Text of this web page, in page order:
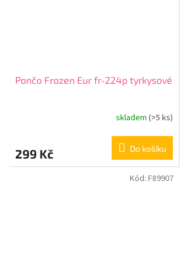
Pončo Frozen Eur fr-224p tyrkysové
skladem (>5 ks)
299 Kč Do košíku
Kód: F89907